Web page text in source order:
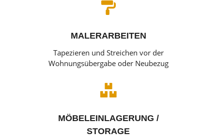

MALERARBEITEN
Tapezieren und Streichen vor der
Wohnungsübergabe oder Neubezug

MÖBELEINLAGERUNG /
STORAGE